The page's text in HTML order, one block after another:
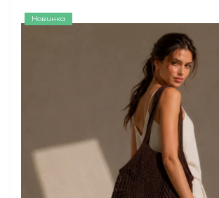
Новинка